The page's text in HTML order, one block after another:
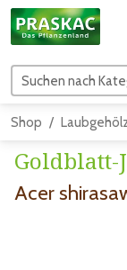
Shop
Goldblatt-
Acer